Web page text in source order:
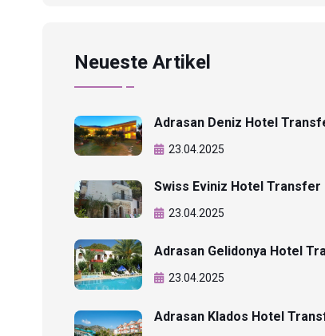
Neueste Artikel
Adrasan Deniz Hotel
23.04.2025
Swiss Eviniz Hotel Transfer
23.04.2025
Adrasan Gelidonya Hotel
23.04.2025
Adrasan Klados Hotel